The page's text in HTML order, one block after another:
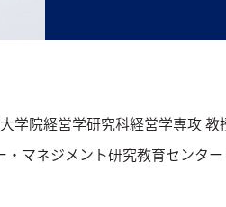
学院経営学研究科経営学専攻 教
・マネジメント研究教育センタ